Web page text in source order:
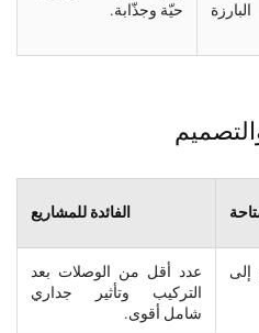
حيّة وجذّابة.
الفائدة للمشاريع
إلى
عدد أقل من الوصلات بعد
التركيب وتأثير جداري
شامل أقوى.